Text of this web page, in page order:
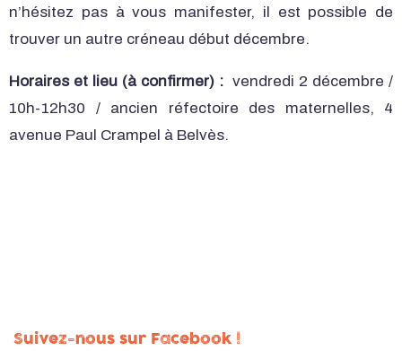
n’hésitez pas à vous manifester, il est possible de
trouver un autre créneau début décembre.
Horaires et lieu (à confirmer) : vendredi 2 décembre /
10h-12h30 / ancien réfectoire des maternelles, 4
avenue Paul Crampel à Belvès.
Suivez-nous sur Facebook !